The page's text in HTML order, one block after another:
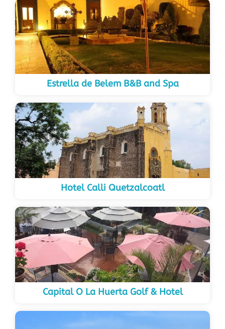
Estrella de Belem B&B and Spa
Hotel Calli Quetzalcoatl
Capital O La Huerta Golf & Hotel